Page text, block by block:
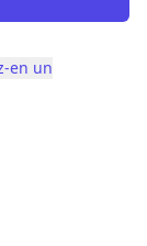
en un